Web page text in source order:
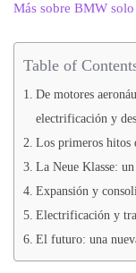
Más sobre BMW
Table of
De motores
electrificación y
Los primeros hitos
La Neue Klasse:
Expansión y
Electrificación y
El futuro: una